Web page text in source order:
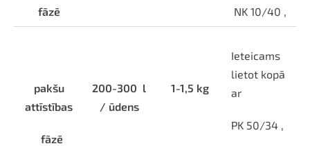
fāzē
NK 10/40 ,
pakšu
attīstības
fāzē
200-300 l
/ ūdens
1-1,5 kg
Ieteicams
lietot kopā
ar
PK 50/34 ,